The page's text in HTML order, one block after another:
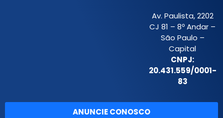
Av. Paulista, 2202
CJ 81 – 8º Andar –
São Paulo –
Capital
CNPJ:
20.431.559/0001-
83
ANUNCIE CONOSCO